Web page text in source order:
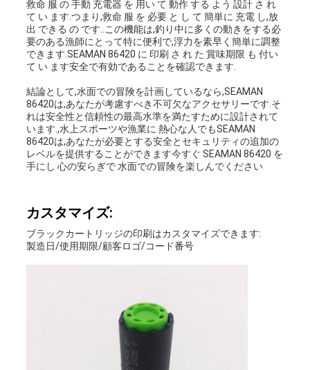
救命 服 の 手動 充電器 を 用い て 動作 する よう 設計 さ れ
て い ます.つまり,救命 服 を 必要 と し て 簡単に 充電 し,放
出 できる の です..この機能は,釣り中に多くの動きをする必
要のある漁師にとって特に便利で,浮力を素早く簡単に調整
できます.SEAMAN 86420 に 印刷 さ れ た 賞味期限 も 付い
て い ます安全で有効であることを確認できます.
結論として,水面での冒険を計画しているなら,SEAMAN
86420は,あなたが考慮すべき不可欠なアクセサリーです.そ
れは安全性と信頼性の最高水準を満たすために設計されて
います.,水上スポーツや漁業に 熱心な人でもSEAMAN
86420は,あなたが必要とする安全とセキュリティの追加の
レベルを提供することができます今すぐ SEAMAN 86420 を
手にし 心の安らぎで 水面での冒険を楽しんでください
カスタマイズ:
ブラックカートリッジの印刷はカスタマイズできます:
製造日/使用期限/顧客ロゴ/コード番号